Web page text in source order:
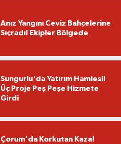
Anız Yangını Ceviz Bahçelerine
Sıçradı! Ekipler Bölgede
Sungurlu'da Yatırım Hamlesi!
Üç Proje Peş Peşe Hizmete
Girdi
Çorum'da Korkutan Kaza!